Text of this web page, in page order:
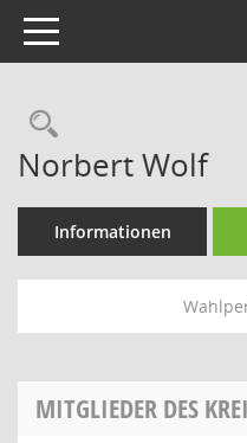
Toggle navigation
Norbert Wolf
Informationen
MITGLIEDER DES